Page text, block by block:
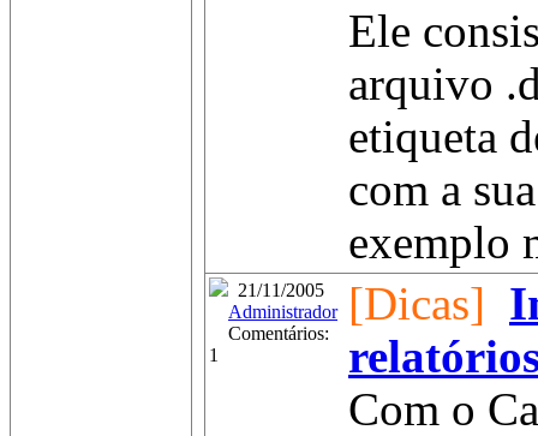
Ele
arquivo
etiqueta
com a
exemplo
21/11/2005
Administrador
Comentários:
1
[Dicas]
Com o